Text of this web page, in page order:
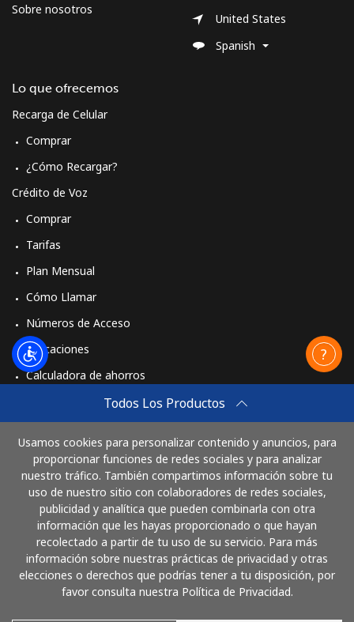
Todos Los Productos
Usamos cookies para personalizar contenido y anuncios, para
proporcionar funciones de redes sociales y para analizar
nuestro tráfico. También compartimos información sobre tu
uso de nuestro sitio con colaboradores de redes sociales,
publicidad y analítica que pueden combinarla con otra
información que les hayas proporcionado o que hayan
recolectado a partir de tu uso de su servicio. Para más
información sobre nuestras prácticas de privacidad y otras
elecciones o derechos que podrías tener a tu disposición, por
favor consulta nuestra Política de Privacidad.
Sobre nosotros
Lo que ofrecemos
Recarga de Celular
Comprar
¿Cómo Recargar?
Crédito de Voz
Comprar
Tarifas
Plan Mensual
Cómo Llamar
Números de Acceso
Aplicaciones
Calculadora de ahorros
Comprar
Cómo funciona
United States
Spanish
Paga con